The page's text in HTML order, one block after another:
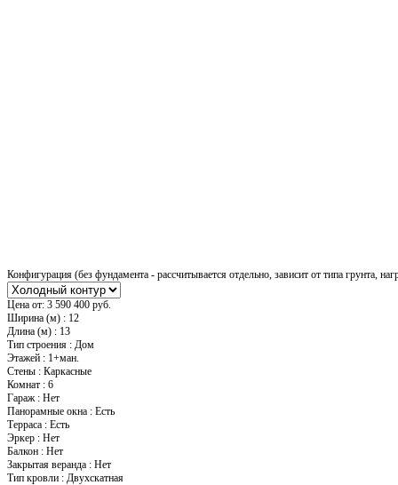
Конфигурация (без фундамента - рассчитывается отдельно, зависит от типа грунта,
Цена от: 3 590 400 руб.
Ширина (м) : 12
Длина (м) : 13
Тип строения : Дом
Этажей : 1+ман.
Стены : Каркасные
Комнат : 6
Гараж: Нет
Панорамные окна : Есть
Терраса : Есть
Эркер : Нет
Балкон : Нет
Закрытая веранда : Нет
Тип кровли : Двухскатная